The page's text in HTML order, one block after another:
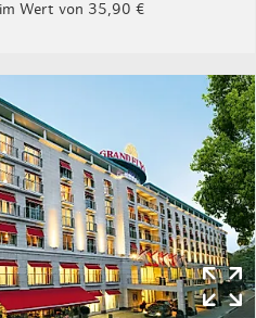
Wert von 35,90 €